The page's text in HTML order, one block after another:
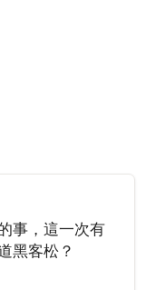
事，這一次有
黑客松？